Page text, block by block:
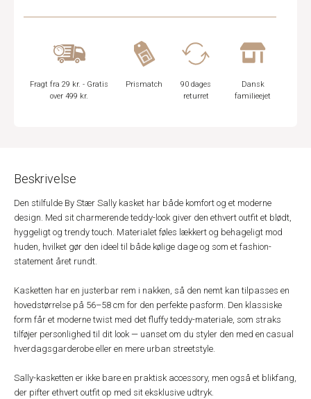
Fragt fra 29 kr. - Gratis
over 499 kr.
Prismatch
90 dages
returret
Dansk
familieejet
Beskrivelse
Den stilfulde By Stær Sally kasket har både komfort og et moderne
design. Med sit charmerende teddy-look giver den ethvert outfit et blødt,
hyggeligt og trendy touch. Materialet føles lækkert og behageligt mod
huden, hvilket gør den ideel til både kølige dage og som et fashion-
statement året rundt.
Kasketten har en justerbar rem i nakken, så den nemt kan tilpasses en
hovedstørrelse på 56–58 cm for den perfekte pasform. Den klassiske
form får et moderne twist med det fluffy teddy-materiale, som straks
tilføjer personlighed til dit look — uanset om du styler den med en casual
hverdagsgarderobe eller en mere urban streetstyle.
Sally-kasketten er ikke bare en praktisk accessory, men også et blikfang,
der pifter ethvert outfit op med sit eksklusive udtryk.